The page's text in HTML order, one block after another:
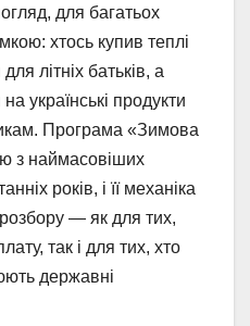
для багатьох
хтось купив теплі
літніх батьків, а
українські продукти
Програма «Зимова
з наймасовіших
років, і її механіка
— як для тих,
так і для тих, хто
державні